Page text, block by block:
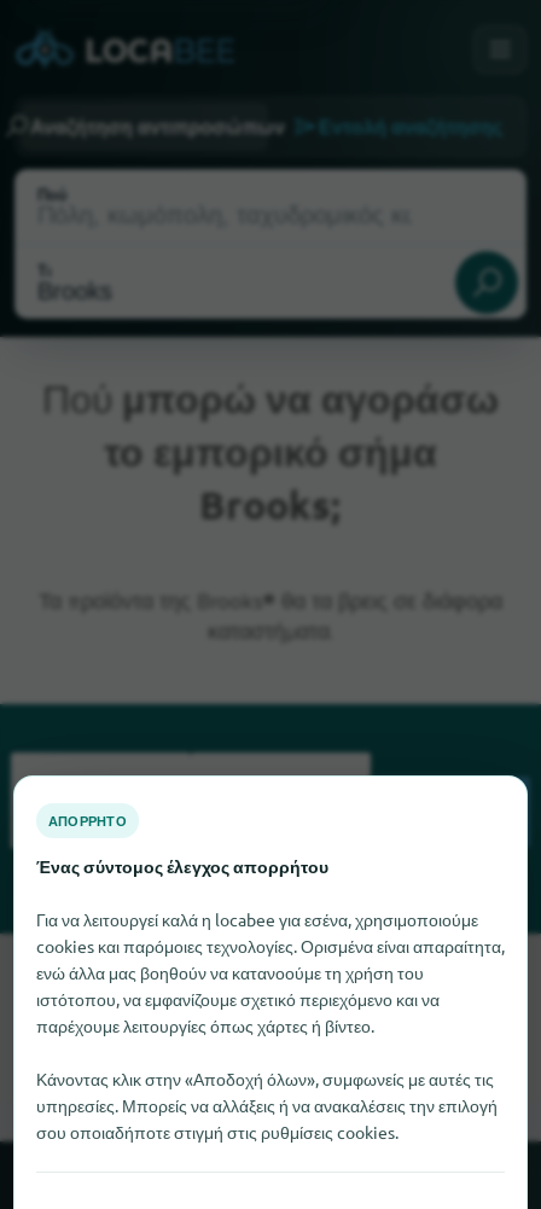
Αναζήτηση αντιπροσώπων Εντολή αναζήτησης
Πού
Τρέχουσα τοποθεσία
Πού μπορώ να αγοράσω
το εμπορικό σήμα
Brooks;
Τα προϊόντα της Brooks® θα τα βρεις σε διάφορα
Λυπούμαστε, δεν μπορούμε να βρούμε το Brooks αυτή τη
στιγμή. Αν γνωρίζετε πού μπορείτε να βρείτε το Brooks, θα
χαρούμε πολύ αν μας ενημερώσετε.
ΑΠΌΡΡΗΤΟ
Ένας σύντομος έλεγχος απορρήτου
Για να λειτουργεί καλά η locabee για εσένα, χρησιμοποιούμε
cookies και παρόμοιες τεχνολογίες. Ορισμένα είναι απαραίτητα,
ενώ άλλα μας βοηθούν να κατανοούμε τη χρήση του
ιστότοπου, να εμφανίζουμε σχετικό περιεχόμενο και να
παρέχουμε λειτουργίες όπως χάρτες ή βίντεο.
Κάνοντας κλικ στην «Αποδοχή όλων», συμφωνείς με αυτές τις
υπηρεσίες. Μπορείς να αλλάξεις ή να ανακαλέσεις την επιλογή
σου οποιαδήποτε στιγμή στις ρυθμίσεις cookies.